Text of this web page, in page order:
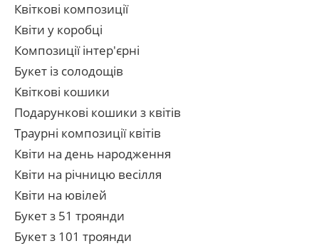
Квіткові композиції
Квіти у коробці
Композиції інтер'єрні
Букет із солодощів
Квіткові кошики
Подарункові кошики з квітів
Траурні композиції квітів
Квіти на день народження
Квіти на річницю весілля
Квіти на ювілей
Букет з 51 троянди
Букет з 101 троянди